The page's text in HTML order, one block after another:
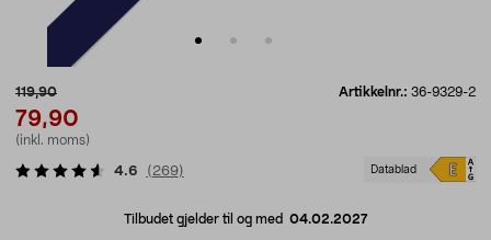
119,90
79,90
(inkl. moms)
Artikkelnr.: 36-9329-2
Datablad
4.6 ( 269)
Tilbudet gjelder til og med 04.02.2027